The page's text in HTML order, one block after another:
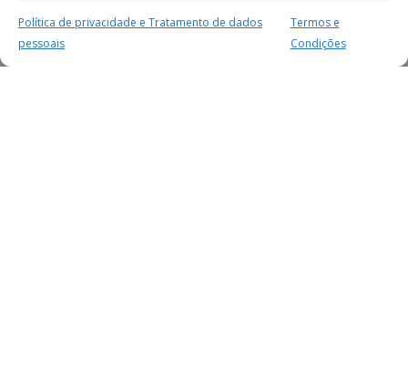
Política de privacidade e Tratamento de dados
pessoais
Termos e
Condições